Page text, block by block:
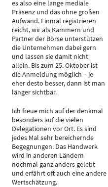
es also eine lange mediale
Präsenz und das ohne großen
Aufwand. Einmal registrieren
reicht, wir als Kammern und
Partner der Börse unterstützen
die Unternehmen dabei gern
und lassen sie damit nicht
allein. Bis zum 25. Oktober ist
die Anmeldung möglich – je
eher desto besser, dann ist man
länger sichtbar.
Ich freue mich auf der denkmal
besonders auf die vielen
Delegationen vor Ort. Es sind
jedes Mal sehr bereichernde
Begegnungen. Das Handwerk
wird in anderen Ländern
nochmal ganz anders gelebt
und erfährt oft auch eine andere
Wertschätzung.